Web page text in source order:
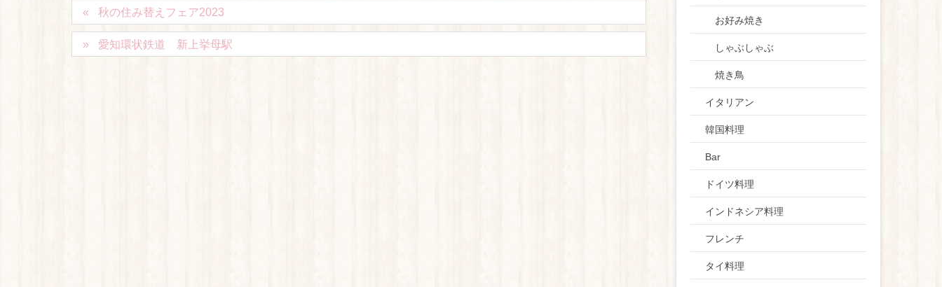
秋の住み替えフェア2023
愛知環状鉄道 新上挙母駅
お好み焼き
しゃぶしゃぶ
焼き鳥
イタリアン
韓国料理
Bar
ドイツ料理
インドネシア料理
フレンチ
タイ料理